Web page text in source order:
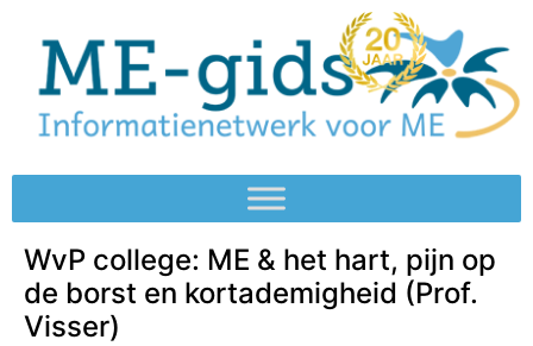
WvP college: ME & het hart, pijn op
de borst en kortademigheid (Prof.
Visser)